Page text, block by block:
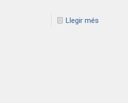
Llegir més